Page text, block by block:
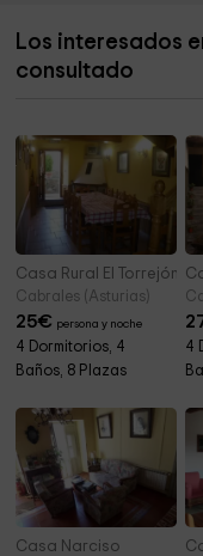
Capilla San Antonio -
Los interesados
consultado
Casa Rural El Torrejón
Cabrales (Asturias)
25€ persona y noche
4 Dormitorios, 4
Baños, 8 Plazas
4
Casa Narciso